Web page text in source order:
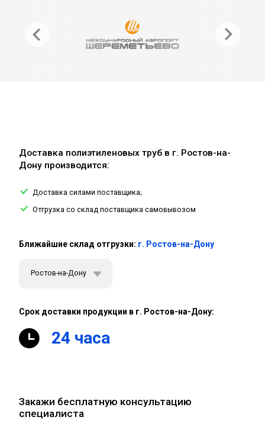
Доставка полиэтиленовых труб в г. Ростов-на-
Дону производится:
Доставка силами поставщика;
Отгрузка со склад поставщика самовывозом
Ближайшие склад отгрузки: г. Ростов-на-Дону
Ростов-на-Дону
Срок доставки продукции в г. Ростов-на-Дону:
24 часа
Закажи бесплатную консультацию
специалиста